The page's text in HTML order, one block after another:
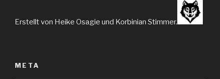
Erstellt von Heike Osagie und Korbinian Stimmer.
META